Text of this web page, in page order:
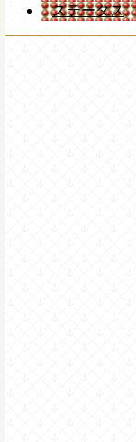
ステータス